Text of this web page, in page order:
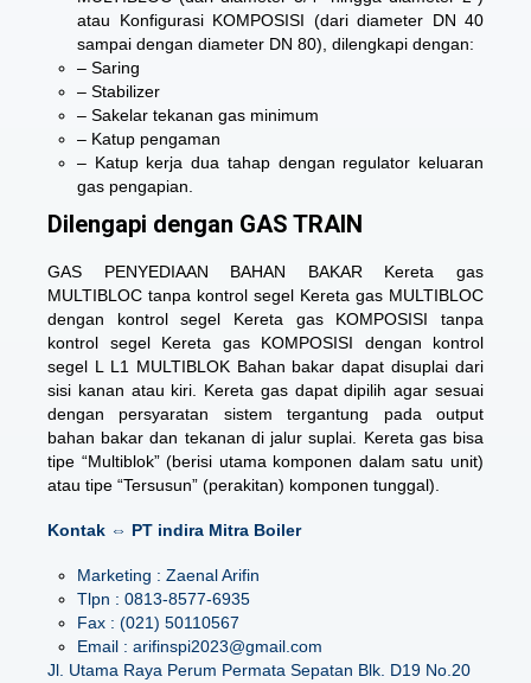
atau Konfigurasi KOMPOSISI (dari diameter DN 40
sampai dengan diameter DN 80), dilengkapi dengan:
– Saring
– Stabilizer
– Sakelar tekanan gas minimum
– Katup pengaman
– Katup kerja dua tahap dengan regulator keluaran
gas pengapian.
Dilengapi dengan GAS TRAIN
GAS PENYEDIAAN BAHAN BAKAR Kereta gas
MULTIBLOC tanpa kontrol segel Kereta gas MULTIBLOC
dengan kontrol segel Kereta gas KOMPOSISI tanpa
kontrol segel Kereta gas KOMPOSISI dengan kontrol
segel L L1 MULTIBLOK Bahan bakar dapat disuplai dari
sisi kanan atau kiri. Kereta gas dapat dipilih agar sesuai
dengan persyaratan sistem tergantung pada output
bahan bakar dan tekanan di jalur suplai. Kereta gas bisa
tipe “Multiblok” (berisi utama komponen dalam satu unit)
atau tipe “Tersusun” (perakitan) komponen tunggal).
Kontak ⇔ PT indira Mitra Boiler
Marketing : Zaenal Arifin
Tlpn : 0813-8577-6935
Fax : (021) 50110567
Email : arifinspi2023@gmail.com
Jl. Utama Raya Perum Permata Sepatan Blk. D19 No.20